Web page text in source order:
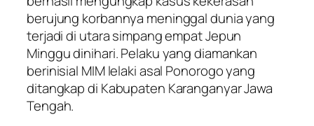
berujung korbannya meninggal dunia yang
terjadi di utara simpang empat Jepun
Minggu dinihari. Pelaku yang diamankan
berinisial MIM lelaki asal Ponorogo yang
ditangkap di Kabupaten Karanganyar Jawa
Tengah.